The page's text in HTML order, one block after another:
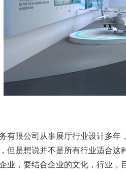
有限公司从事展厅行业设计多
但是想说并不是所有行业适合
业，要结合企业的文化，行业，